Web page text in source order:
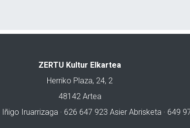
ZERTU Kultur Elkartea
Herriko Plaza, 24, 2
48142 Artea
Iruarrizaga · 626 647 923 Asier Abrisketa · 649